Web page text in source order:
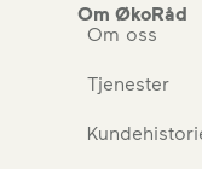
Om ØkoRåd
Om oss
Tjenester